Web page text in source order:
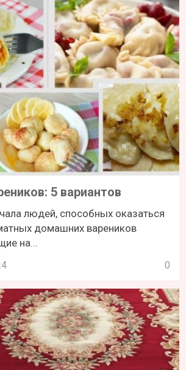
5 вариантов
людей, способных оказаться
домашних вареников
на...
0